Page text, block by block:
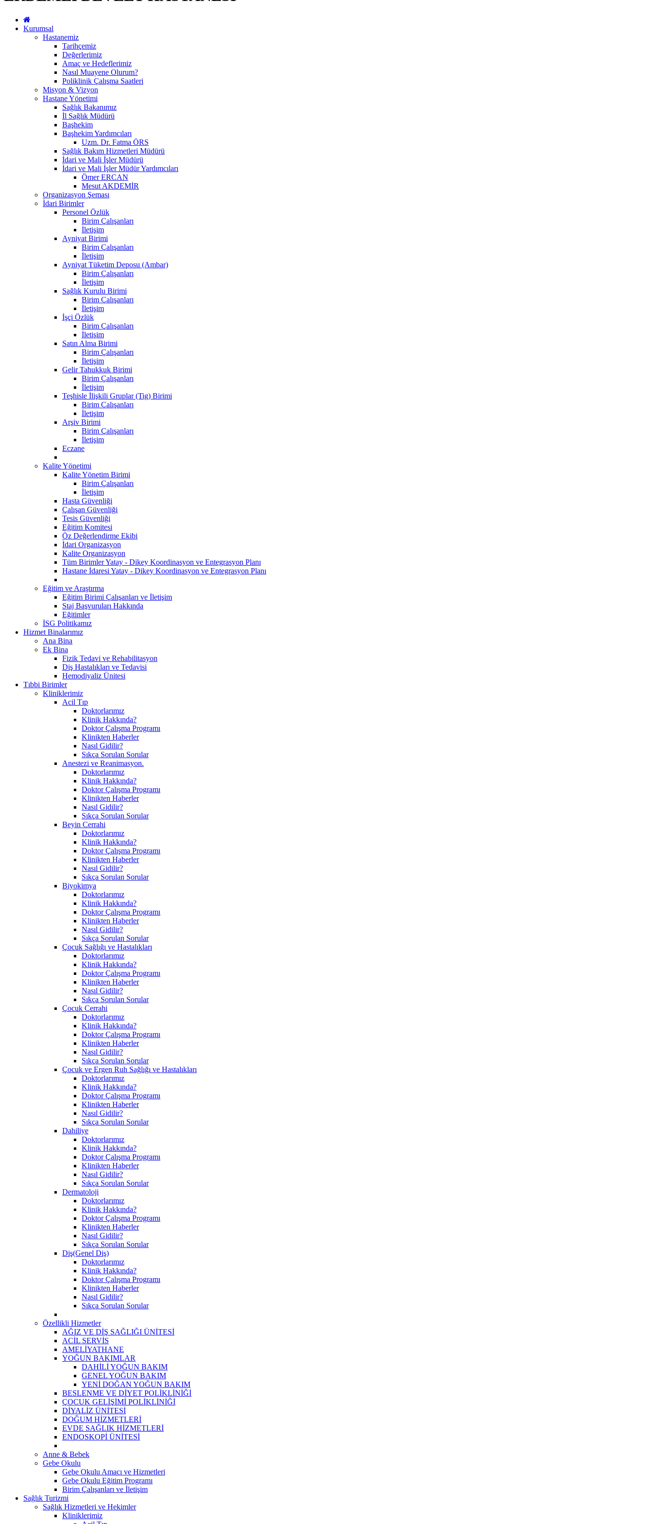
Kurumsal
Hastanemiz
Tarihçemiz
Değerlerimiz
Amaç ve Hedeflerimiz
Nasıl Muayene Olurum?
Poliklinik Çalışma Saatleri
Misyon & Vizyon
Hastane Yönetimi
Sağlık Bakanımız
İl Sağlık Müdürü
Başhekim
Başhekim Yardımcıları
Uzm. Dr. Fatma ÖRS
Sağlık Bakım Hizmetleri Müdürü
İdari ve Mali İşler Müdürü
İdari ve Mali İşler Müdür Yardımcıları
Ömer ERCAN
Mesut AKDEMİR
Organizasyon Şeması
İdari Birimler
Personel Özlük
Birim Çalışanları
İletişim
Ayniyat Birimi
Birim Çalışanları
İletişim
Ayniyat Tüketim Deposu (Ambar)
Birim Çalışanları
İletişim
Sağlık Kurulu Birimi
Birim Çalışanları
İletişim
İşçi Özlük
Birim Çalışanları
İletişim
Satın Alma Birimi
Birim Çalışanları
İletişim
Gelir Tahukkuk Birimi
Birim Çalışanları
İletişim
Teşhisle İlişkili Gruplar (Tig) Birimi
Birim Çalışanları
İletişim
Arşiv Birimi
Birim Çalışanları
İletişim
Eczane
Kalite Yönetimi
Kalite Yönetim Birimi
Birim Çalışanları
İletişim
Hasta Güvenliği
Çalışan Güvenliği
Tesis Güvenliği
Eğitim Komitesi
Öz Değerlendirme Ekibi
İdari Organizasyon
Kalite Organizasyon
Tüm Birimler Yatay - Dikey Koordinasyon ve Entegrasyon Planı
Hastane İdaresi Yatay - Dikey Koordinasyon ve Entegrasyon Planı
Eğitim ve Araştırma
Eğitim Birimi Çalışanları ve İletişim
Staj Başvuruları Hakkında
Eğitimler
İSG Politikamız
Hizmet Binalarımız
Ana Bina
Ek Bina
Fizik Tedavi ve Rehabilitasyon
Diş Hastalıkları ve Tedavisi
Hemodiyaliz Ünitesi
Tıbbi Birimler
Kliniklerimiz
Acil Tıp
Doktorlarımız
Klinik Hakkında?
Doktor Çalışma Programı
Klinikten Haberler
Nasıl Gidilir?
Sıkça Sorulan Sorular
Anestezi ve Reanimasyon.
Doktorlarımız
Klinik Hakkında?
Doktor Çalışma Programı
Klinikten Haberler
Nasıl Gidilir?
Sıkça Sorulan Sorular
Beyin Cerrahi
Doktorlarımız
Klinik Hakkında?
Doktor Çalışma Programı
Klinikten Haberler
Nasıl Gidilir?
Sıkça Sorulan Sorular
Biyokimya
Doktorlarımız
Klinik Hakkında?
Doktor Çalışma Programı
Klinikten Haberler
Nasıl Gidilir?
Sıkça Sorulan Sorular
Çocuk Sağlığı ve Hastalıkları
Doktorlarımız
Klinik Hakkında?
Doktor Çalışma Programı
Klinikten Haberler
Nasıl Gidilir?
Sıkça Sorulan Sorular
Çocuk Cerrahi
Doktorlarımız
Klinik Hakkında?
Doktor Çalışma Programı
Klinikten Haberler
Nasıl Gidilir?
Sıkça Sorulan Sorular
Çocuk ve Ergen Ruh Sağlığı ve Hastalıkları
Doktorlarımız
Klinik Hakkında?
Doktor Çalışma Programı
Klinikten Haberler
Nasıl Gidilir?
Sıkça Sorulan Sorular
Dahiliye
Doktorlarımız
Klinik Hakkında?
Doktor Çalışma Programı
Klinikten Haberler
Nasıl Gidilir?
Sıkça Sorulan Sorular
Dermatoloji
Doktorlarımız
Klinik Hakkında?
Doktor Çalışma Programı
Klinikten Haberler
Nasıl Gidilir?
Sıkça Sorulan Sorular
Diş(Genel Diş)
Doktorlarımız
Klinik Hakkında?
Doktor Çalışma Programı
Klinikten Haberler
Nasıl Gidilir?
Sıkça Sorulan Sorular
Özellikli Hizmetler
AĞIZ VE DİŞ SAĞLIĞI ÜNİTESİ
ACİL SERVİS
AMELİYATHANE
YOĞUN BAKIMLAR
DAHİLİ YOĞUN BAKIM
GENEL YOĞUN BAKIM
YENİ DOĞAN YOĞUN BAKIM
BESLENME VE DİYET POLİKLİNİĞİ
ÇOCUK GELİŞİMİ POLİKLİNİĞİ
DİYALİZ ÜNİTESİ
DOĞUM HİZMETLERİ
EVDE SAĞLIK HİZMETLERİ
ENDOSKOPİ ÜNİTESİ
Anne & Bebek
Gebe Okulu
Gebe Okulu Amacı ve Hizmetleri
Gebe Okulu Eğitim Programı
Birim Çalışanları ve İletişim
Sağlık Turizmi
Sağlık Hizmetleri ve Hekimler
Kliniklerimiz